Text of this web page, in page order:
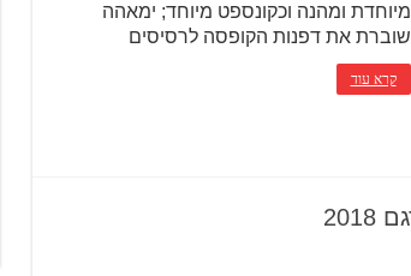
מיוחדת ומהנה וכקונספט מיוחד; ימאהה
שוברת את דפנות הקופסה לרסיסים
קרא עוד